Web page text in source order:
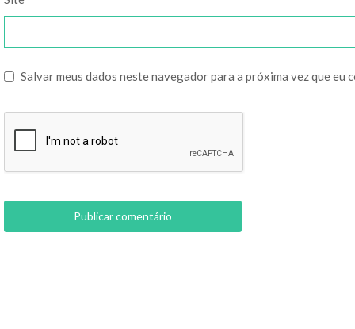
Salvar meus dados neste navegador para a próxima vez que eu